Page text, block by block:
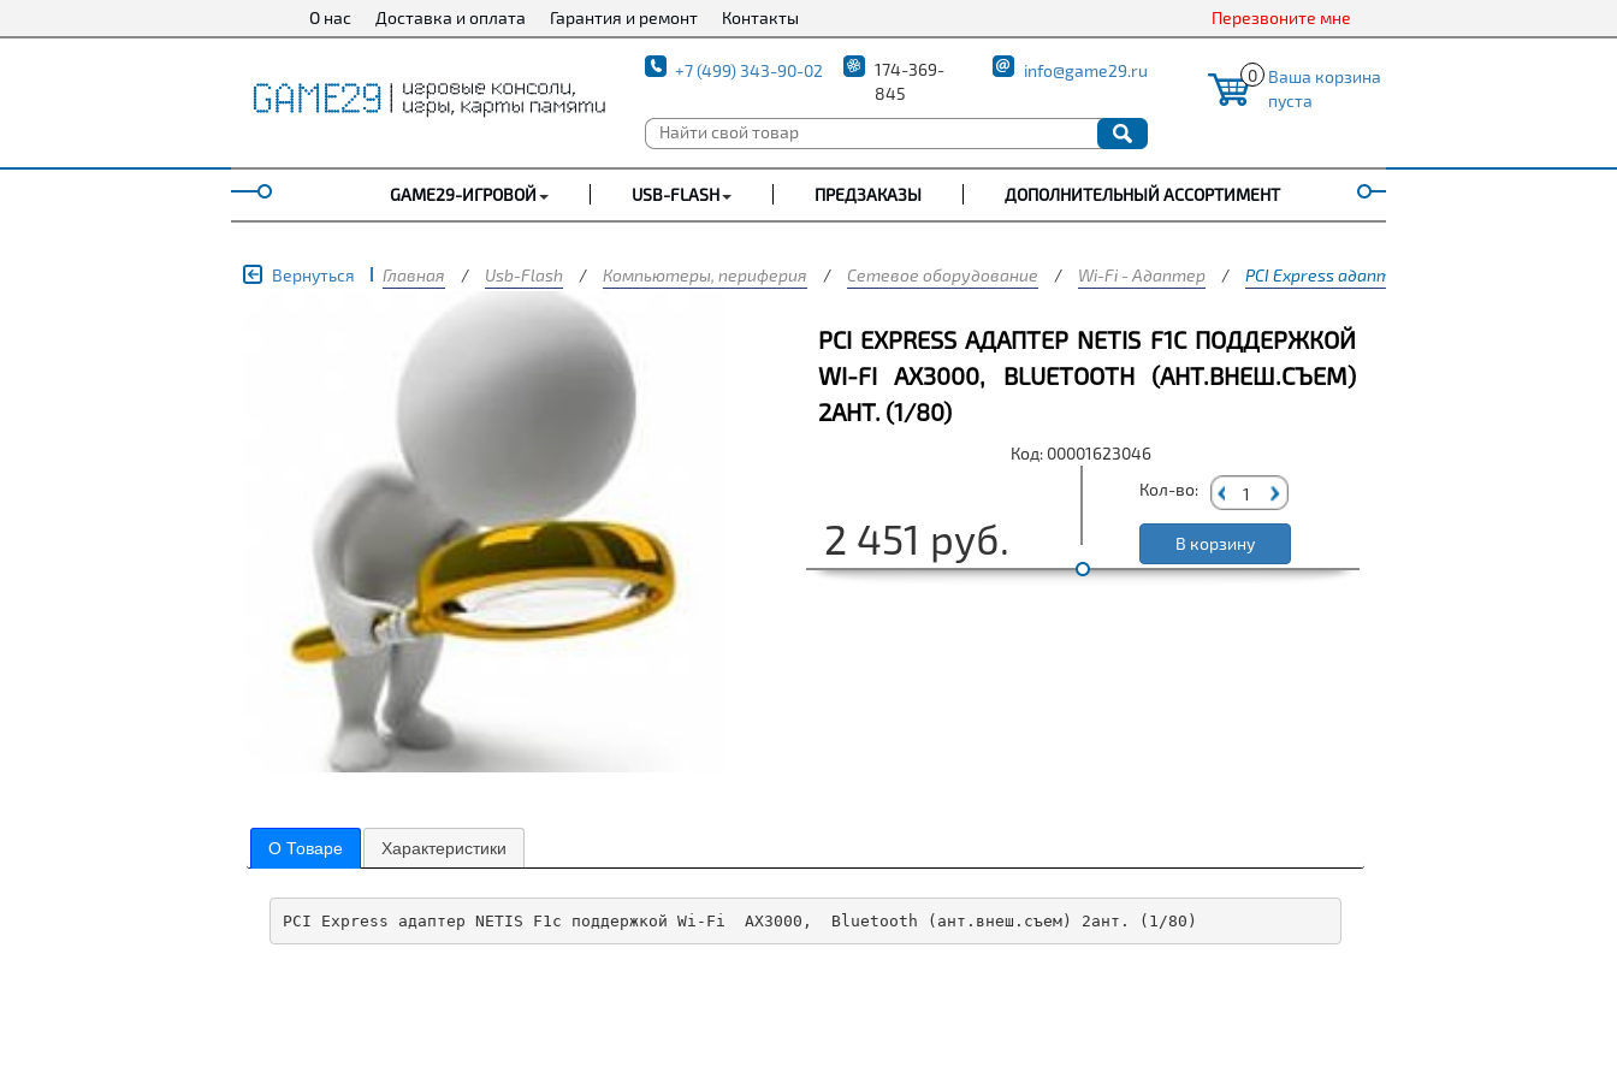
О нас Доставка и оплата Гарантия и ремонт Контакты Перезвоните мне
+7 (499) 343-90-02
174-369-
845
info@game29.ru 0 Ваша корзина
пуста
GAME29-ИГРОВОЙ USB-FLASH ПРЕДЗАКАЗЫ ДОПОЛНИТЕЛЬНЫЙ АССОРТИМЕНТ
Вернуться Главная / Usb-Flash / Компьютеры, периферия / Сетевое оборудование / Wi-Fi - Адаптер / PCI Express адаптер NETIS F1с поддержкой
PCI EXPRESS АДАПТЕР NETIS F1С ПОДДЕРЖКОЙ
WI-FI AX3000, BLUETOOTH (АНТ.ВНЕШ.СЪЕМ)
2АНТ. (1/80)
Код: 00001623046
2 451 руб.
Кол-во:
В корзину
О Товаре Характеристики
PCI Express адаптер NETIS F1с поддержкой Wi-Fi  AX3000,  Bluetooth (ант.внеш.съем) 2ант. (1/80)